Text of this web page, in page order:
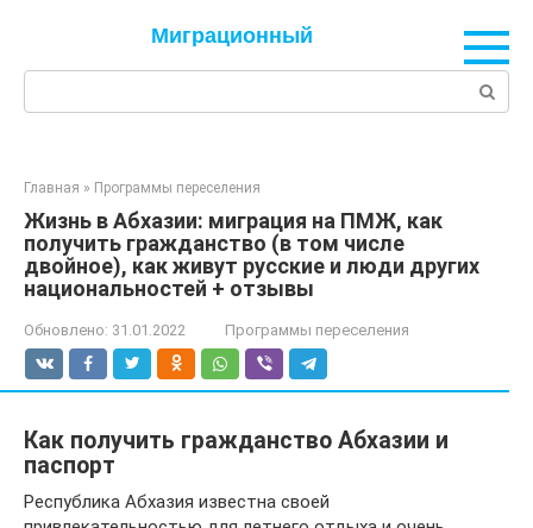
Миграционный
Главная » Программы переселения
Жизнь в Абхазии: миграция на ПМЖ, как
получить гражданство (в том числе
двойное), как живут русские и люди других
национальностей + отзывы
Обновлено: 31.01.2022 Программы переселения
Как получить гражданство Абхазии и
паспорт
Республика Абхазия известна своей